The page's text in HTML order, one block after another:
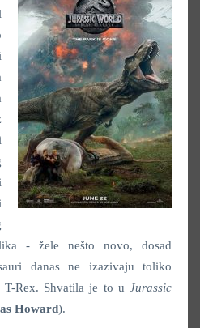
- žele nešto novo, dosad
danas ne izazivaju toliko
T-Rex. Shvatila je to u Jurassic
Howard).